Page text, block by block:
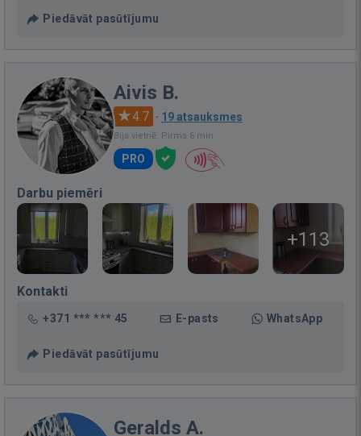
Piedāvāt pasūtījumu
Aivis B.
4.7 · 19 atsauksmes
Bija vietnē: Pirms 6 min.
PRO
Darbu piemēri
+113
Kontakti
+371 *** *** 45 E-pasts WhatsApp
Piedāvāt pasūtījumu
Geralds A.